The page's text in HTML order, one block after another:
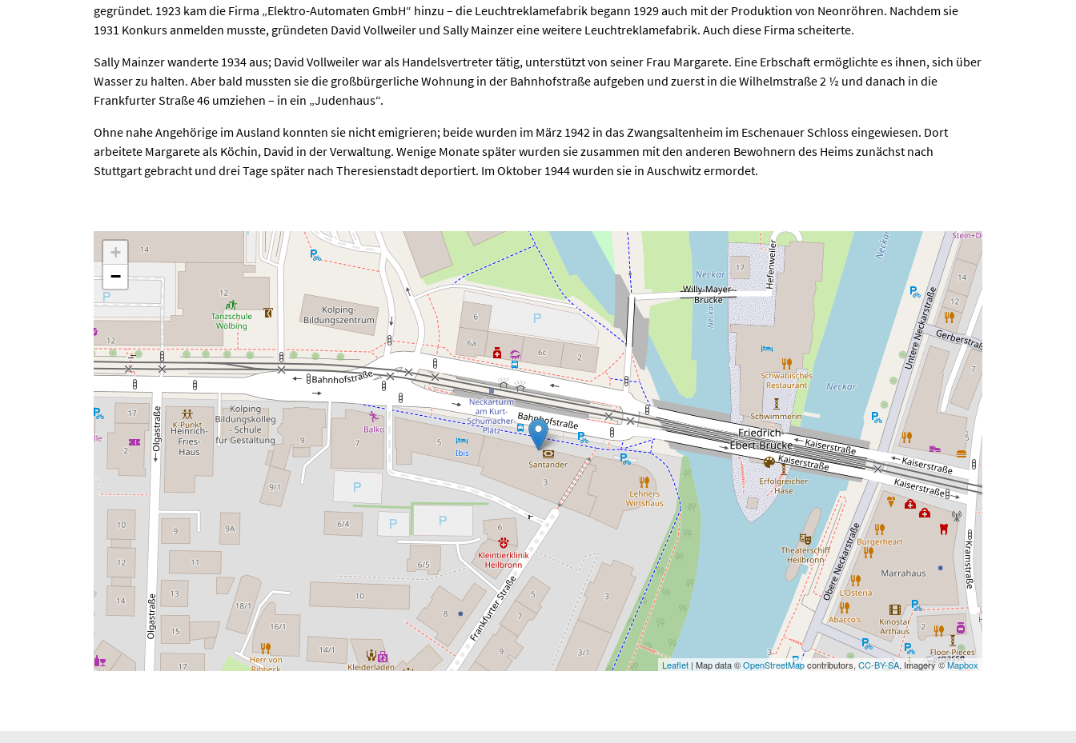
gegründet. 1923 kam die Firma „Elektro-Automaten GmbH“ hinzu – die Leuchtreklamefabrik begann 1929 auch mit der Produktion von Neonröhren. Nachdem sie
1931 Konkurs anmelden musste, gründeten David Vollweiler und Sally Mainzer eine weitere Leuchtreklamefabrik. Auch diese Firma scheiterte.
Sally Mainzer wanderte 1934 aus; David Vollweiler war als Handelsvertreter tätig, unterstützt von seiner Frau Margarete. Eine Erbschaft ermöglichte es ihnen, sich über
Wasser zu halten. Aber bald mussten sie die großbürgerliche Wohnung in der Bahnhofstraße aufgeben und zuerst in die Wilhelmstraße 2 ½ und danach in die
Frankfurter Straße 46 umziehen – in ein „Judenhaus“.
Ohne nahe Angehörige im Ausland konnten sie nicht emigrieren; beide wurden im März 1942 in das Zwangsaltenheim im Eschenauer Schloss eingewiesen. Dort
arbeitete Margarete als Köchin, David in der Verwaltung. Wenige Monate später wurden sie zusammen mit den anderen Bewohnern des Heims zunächst nach
Stuttgart gebracht und drei Tage später nach Theresienstadt deportiert. Im Oktober 1944 wurden sie in Auschwitz ermordet.
+
−
Leaflet | Map data ©OpenStreetMapcontributors,CC-BY-SA, Imagery ©Mapbox